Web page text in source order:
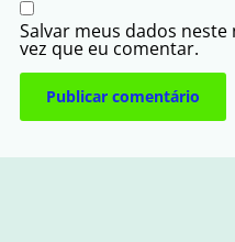
Salvar meus dados
vez que eu comentar.